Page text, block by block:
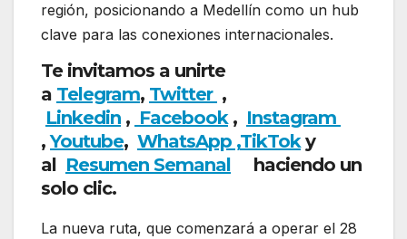
región, posicionando a Medellín como un hub
clave para las conexiones internacionales.
Te invitamos a unirte
a Telegram, Twitter ,
Linkedin , Facebook, Instagram
,Youtube, WhatsApp ,TikToky
al Resumen Semanal haciendo un
solo clic.
La nueva ruta, que comenzará a operar el 28